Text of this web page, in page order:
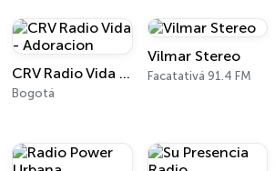
CRV Radio Vida - Adoracion
Bogotá
Vilmar Stereo
Facatativá 91.4 FM